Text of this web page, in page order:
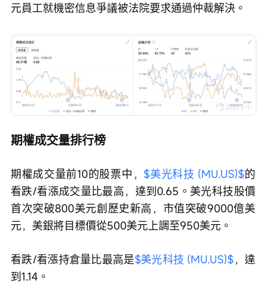
元員工就機密信息爭議被法院要求通過仲裁解決。
期權成交量排行榜
期權成交量前10的股票中，$美光科技 (MU.US)$的
看跌/看漲成交量比最高，達到0.65。美光科技股價
首次突破800美元創歷史新高，市值突破9000億美
元，美銀將目標價從500美元上調至950美元。
看跌/看漲持倉量比最高是$美光科技 (MU.US)$，達
到1.14。